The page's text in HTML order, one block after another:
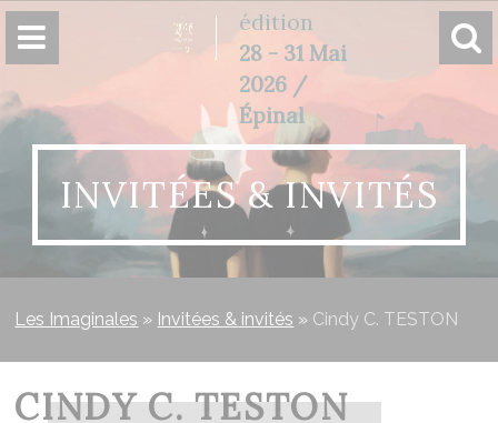
édition
28 - 31 Mai
2026 /
Épinal
INVITÉES & INVITÉS
Les Imaginales » Invitées & invités » Cindy C. TESTON
CINDY C. TESTON
Panneau de gestion des cookies